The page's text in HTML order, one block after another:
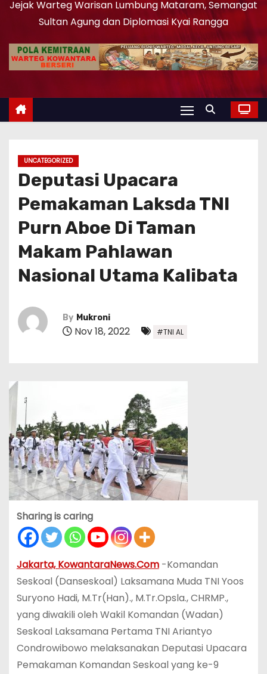
Jejak Warteg Warisan Lumbung Mataram, Semangat
Sultan Agung dan Diplomasi Kyai Rangga
UNCATEGORIZED
Deputasi Upacara
Pemakaman Laksda TNI
Purn Aboe Di Taman
Makam Pahlawan
Nasional Utama Kalibata
By Mukroni
Nov 18, 2022 #TNI AL
Sharing is caring
Jakarta, KowantaraNews.Com-Komandan
Seskoal (Danseskoal) Laksamana Muda TNI Yoos
Suryono Hadi, M.Tr(Han)., M.Tr.Opsla., CHRMP.,
yang diwakili oleh Wakil Komandan (Wadan)
Seskoal Laksamana Pertama TNI Ariantyo
Condrowibowo melaksanakan Deputasi Upacara
Pemakaman Komandan Seskoal yang ke-9